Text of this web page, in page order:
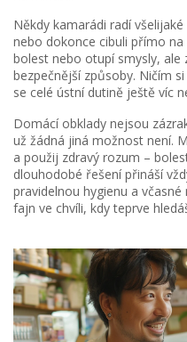
Někdy kamarádi radí
nebo dokonce cibuli přímo
bolest nebo otupí smysly, ale
bezpečnější způsoby. Ničím
se celé ústní dutině ještě víc
Domácí obklady nejsou
už žádná jiná možnost není.
a použij zdravý rozum –
dlouhodobé řešení přináší
pravidelnou hygienu a
fajn ve chvíli, kdy teprve